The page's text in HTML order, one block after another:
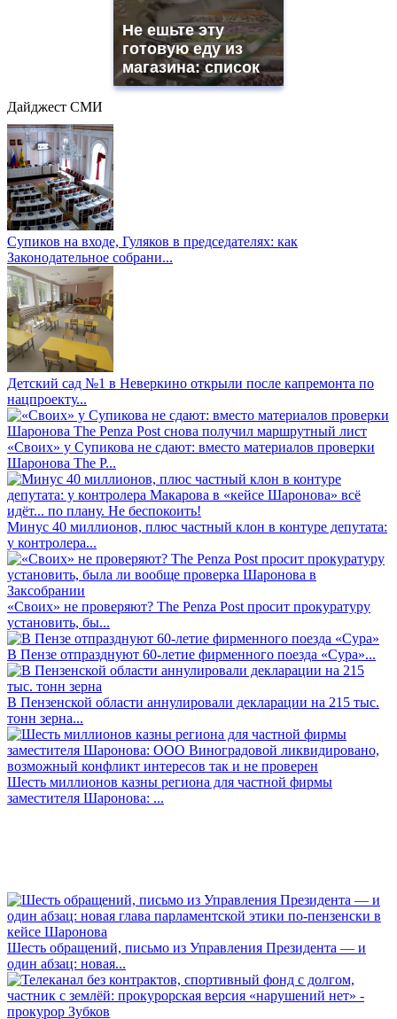
Не ешьте эту
готовую еду из
магазина: список
Дайджест СМИ
Супиков на входе, Гуляков в председателях: как
Законодательное собрани...
Детский сад №1 в Неверкино открыли после капремонта по
нацпроекту...
«Своих» у Супикова не сдают: вместо материалов проверки
Шаронова The P...
Минус 40 миллионов, плюс частный клон в контуре депутата:
у контролера...
«Своих» не проверяют? The Penza Post просит прокуратуру
установить, бы...
В Пензе отпразднуют 60-летие фирменного поезда «Сура»...
В Пензенской области аннулировали декларации на 215 тыс.
тонн зерна...
Шесть миллионов казны региона для частной фирмы
заместителя Шаронова: ...
Шесть обращений, письмо из Управления Президента — и
один абзац: новая...